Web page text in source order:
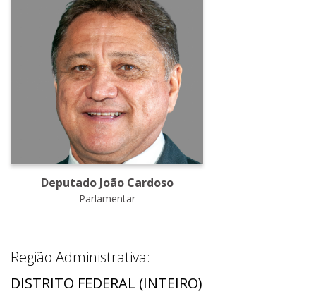
Deputado João Cardoso
Parlamentar
Região Administrativa:
DISTRITO FEDERAL (INTEIRO)